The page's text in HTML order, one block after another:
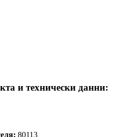
и технически данни:
80113